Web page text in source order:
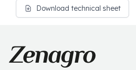
Download technical sheet
No uses available